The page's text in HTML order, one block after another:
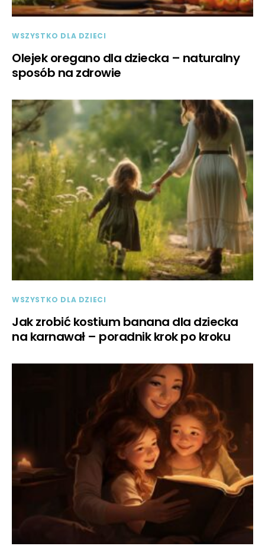
WSZYSTKO DLA DZIECI
Olejek oregano dla dziecka – naturalny
sposób na zdrowie
WSZYSTKO DLA DZIECI
Jak zrobić kostium banana dla dziecka
na karnawał – poradnik krok po kroku